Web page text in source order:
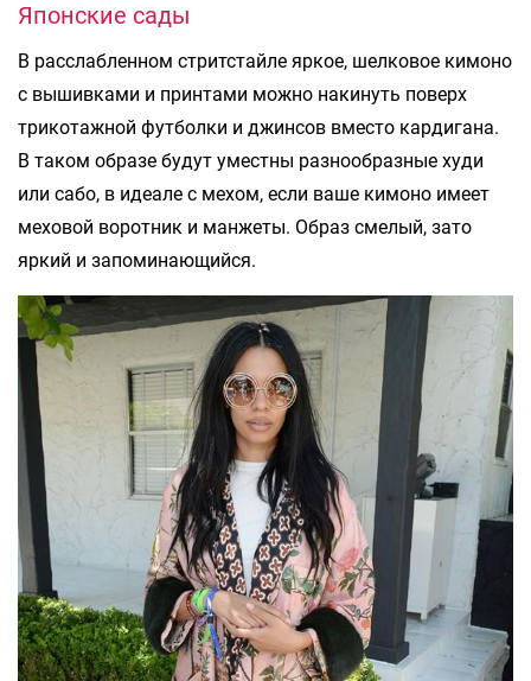
Японские сады
В расслабленном стритстайле яркое, шелковое кимоно
с вышивками и принтами можно накинуть поверх
трикотажной футболки и джинсов вместо кардигана.
В таком образе будут уместны разнообразные худи
или сабо, в идеале с мехом, если ваше кимоно имеет
меховой воротник и манжеты. Образ смелый, зато
яркий и запоминающийся.